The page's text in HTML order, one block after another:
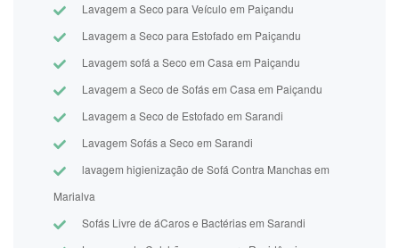
Lavagem a Seco para Veículo em Paiçandu
Lavagem a Seco para Estofado em Paiçandu
Lavagem sofá a Seco em Casa em Paiçandu
Lavagem a Seco de Sofás em Casa em Paiçandu
Lavagem a Seco de Estofado em Sarandi
Lavagem Sofás a Seco em Sarandi
lavagem higienização de Sofá Contra Manchas em
Marialva
Sofás Livre de áCaros e Bactérias em Sarandi